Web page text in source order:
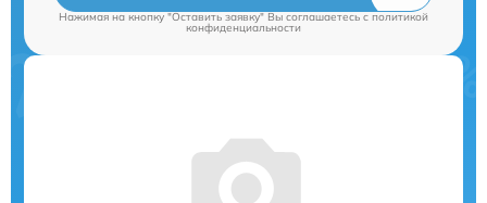
Нажимая на кнопку "Оставить заявку" Вы соглашаетесь cполитикой
конфиденциальности